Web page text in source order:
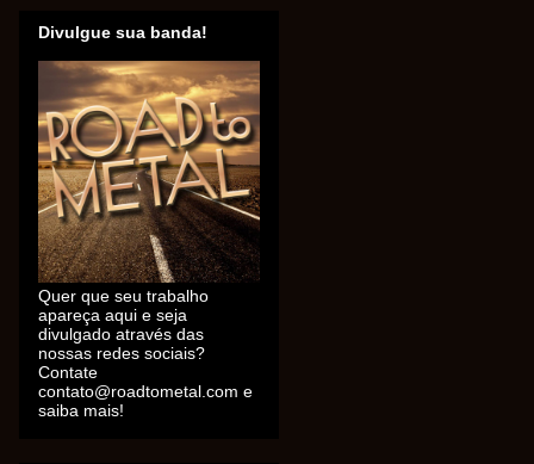
Divulgue sua banda!
Quer que seu trabalho
apareça aqui e seja
divulgado através das
nossas redes sociais?
Contate
contato@roadtometal.com e
saiba mais!